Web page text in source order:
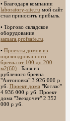
• Благодаря компании
laboratory-site.ru мой сайт
стал приносить прибыль.
• Торгово складское
оборудование
samara.profsafe.ru
• Проекты домов из
оцилиндрованного
бревна от 100 до 200
м2(60) . Баня из
рубленого бревна
"Антоновка" 3 926 000 р
уб. Проект дома "Котлас"
4 936 000 р уб. Проект
дома "Звездочет" 2 352
000 р уб.